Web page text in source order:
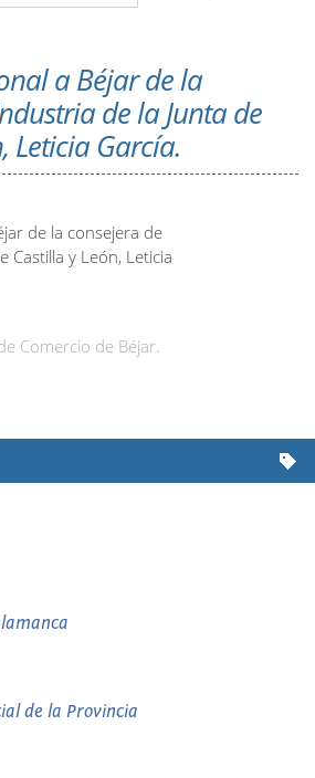
a Béjar de la
de la Junta de
Leticia García.
de la consejera de
Castilla y León, Leticia
Comercio de Béjar.
de la Provincia